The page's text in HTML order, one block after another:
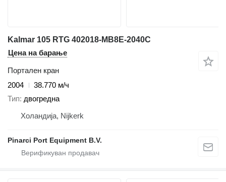
Kalmar 105 RTG 402018-MB8E-2040C
Цена на барање
Портален кран
2004
38.770 м/ч
Тип двогредна
Холандија, Nijkerk
Pinarci Port Equipment B.V.